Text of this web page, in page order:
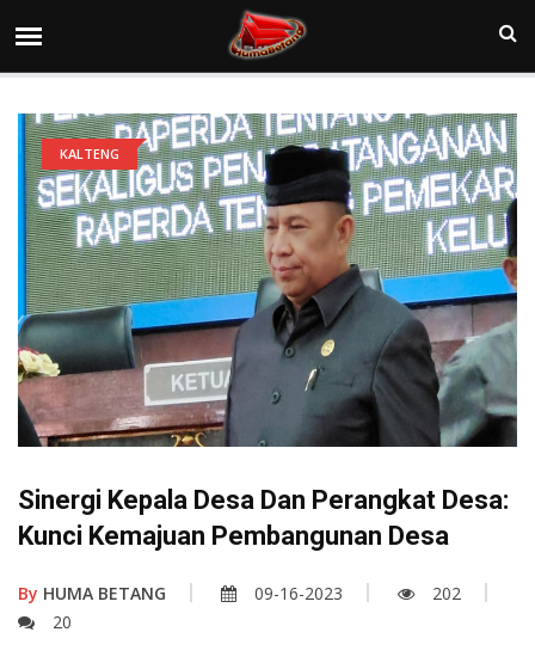
KALTENG
Sinergi Kepala Desa Dan Perangkat Desa:
Kunci Kemajuan Pembangunan Desa
By HUMA BETANG 09-16-2023
202
20